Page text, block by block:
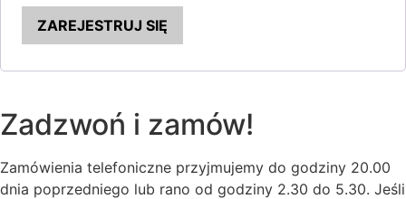
ZAREJESTRUJ SIĘ
Zadzwoń i zamów!
Zamówienia telefoniczne przyjmujemy do godziny 20.00
dnia poprzedniego lub rano od godziny 2.30 do 5.30. Jeśli